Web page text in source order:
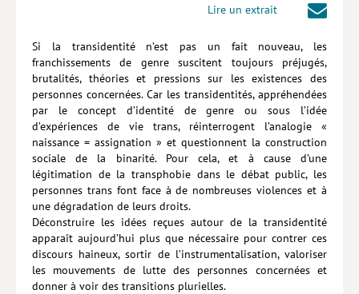
POLITIQUE RELATIVE AUX COOKIES
Lire un extrait
Si la transidentité n’est pas un fait nouveau, les
franchissements de genre suscitent toujours préjugés,
brutalités, théories et pressions sur les existences des
personnes concernées. Car les transidentités, appréhendées
par le concept d’identité de genre ou sous l’idée
d’expériences de vie trans, réinterrogent l’analogie «
naissance = assignation » et questionnent la construction
sociale de la binarité. Pour cela, et à cause d’une
légitimation de la transphobie dans le débat public, les
personnes trans font face à de nombreuses violences et à
une dégradation de leurs droits.
Déconstruire les idées reçues autour de la transidentité
apparaît aujourd’hui plus que nécessaire pour contrer ces
discours haineux, sortir de l’instrumentalisation, valoriser
les mouvements de lutte des personnes concernées et
donner à voir des transitions plurielles.